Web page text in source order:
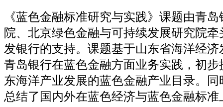
《蓝色金融标准研究与实践》课题由青
院、北京绿色金融与可持续发展研究院
发银行的支持。课题基于山东省海洋经
青岛银行在蓝色金融方面业务实践，初
东海洋产业发展的蓝色金融产业目录。
总结了国内外在蓝色经济与蓝色金融标准